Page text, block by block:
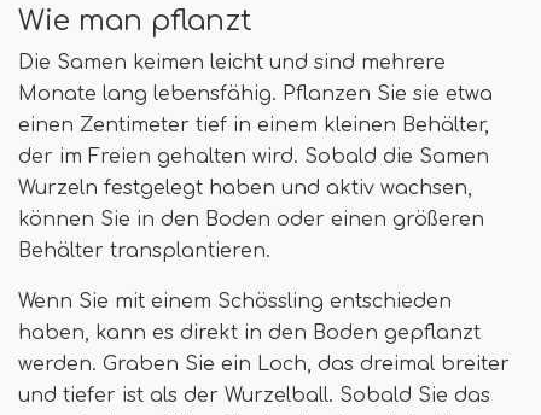
Wie man pflanzt
Die Samen keimen leicht und sind mehrere
Monate lang lebensfähig. Pflanzen Sie sie etwa
einen Zentimeter tief in einem kleinen Behälter,
der im Freien gehalten wird. Sobald die Samen
Wurzeln festgelegt haben und aktiv wachsen,
können Sie in den Boden oder einen größeren
Behälter transplantieren.
Wenn Sie mit einem Schössling entschieden
haben, kann es direkt in den Boden gepflanzt
werden. Graben Sie ein Loch, das dreimal breiter
und tiefer ist als der Wurzelball. Sobald Sie das